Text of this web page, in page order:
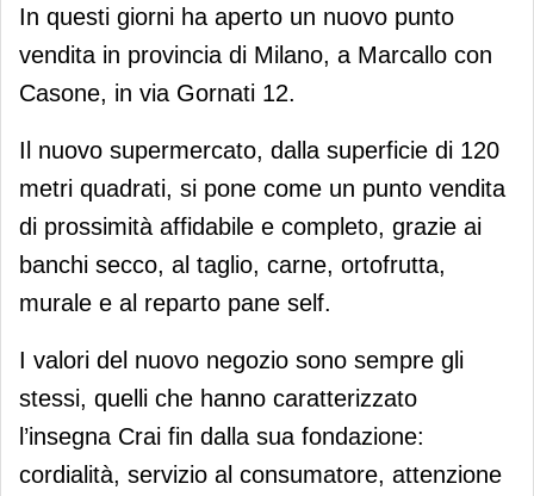
In questi giorni ha aperto un nuovo punto
vendita in provincia di Milano, a Marcallo con
Casone, in via Gornati 12.
Il nuovo supermercato, dalla superficie di 120
metri quadrati, si pone come un punto vendita
di prossimità affidabile e completo, grazie ai
banchi secco, al taglio, carne, ortofrutta,
murale e al reparto pane self.
I valori del nuovo negozio sono sempre gli
stessi, quelli che hanno caratterizzato
l’insegna Crai fin dalla sua fondazione:
cordialità, servizio al consumatore, attenzione